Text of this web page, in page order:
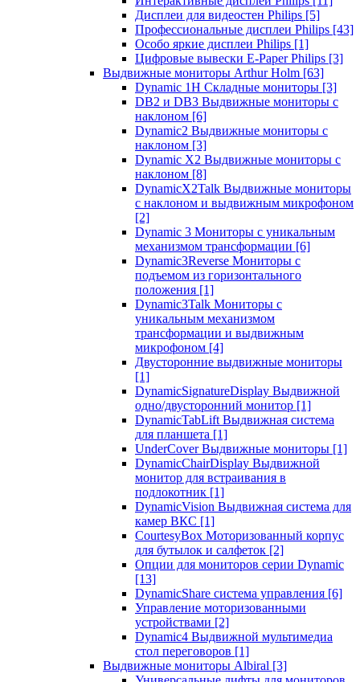
Дисплеи для видеостен Philips [5]
Профессиональные дисплеи Philips [43]
Особо яркие дисплеи Philips [1]
Цифровые вывески E-Paper Philips [3]
Выдвижные мониторы Arthur Holm [63]
Dynamic 1Н Складные мониторы [3]
DB2 и DB3 Выдвижные мониторы с
наклоном [6]
Dynamic2 Выдвижные мониторы с
наклоном [3]
Dynamic X2 Выдвижные мониторы с
наклоном [8]
DynamicX2Talk Выдвижные мониторы
с наклоном и выдвижным микрофоном
[2]
Dynamic 3 Мониторы с уникальным
механизмом трансформации [6]
Dynamic3Reverse Мониторы с
подъемом из горизонтального
положения [1]
Dynamic3Talk Мониторы с
уникальным механизмом
трансформации и выдвижным
микрофоном [4]
Двусторонние выдвижные мониторы
[1]
DynamicSignatureDisplay Выдвижной
одно/двусторонний монитор [1]
DynamicTabLift Выдвижная система
для планшета [1]
UnderCover Выдвижные мониторы [1]
DynamicChairDisplay Выдвижной
монитор для встраивания в
подлокотник [1]
DynamicVision Выдвижная система для
камер ВКС [1]
CourtesyBox Моторизованный корпус
для бутылок и салфеток [2]
Опции для мониторов серии Dynamic
[13]
DynamicShare система управления [6]
Управление моторизованными
устройствами [2]
Dynamic4 Выдвижной мультимедиа
стол переговоров [1]
Выдвижные мониторы Albiral [3]